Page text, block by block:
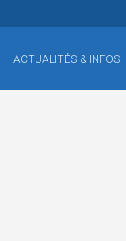
ACTUALITÉS & INFOS